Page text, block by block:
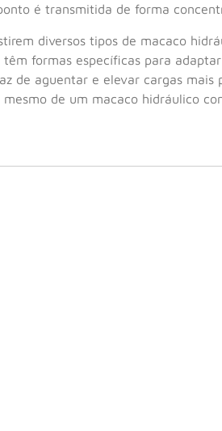
é transmitida de forma
diversos tipos de macaco
têm formas específicas para
de aguentar e elevar cargas
de um macaco hidráulico